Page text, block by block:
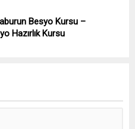
Besyo Kursu –
Hazırlık Kursu